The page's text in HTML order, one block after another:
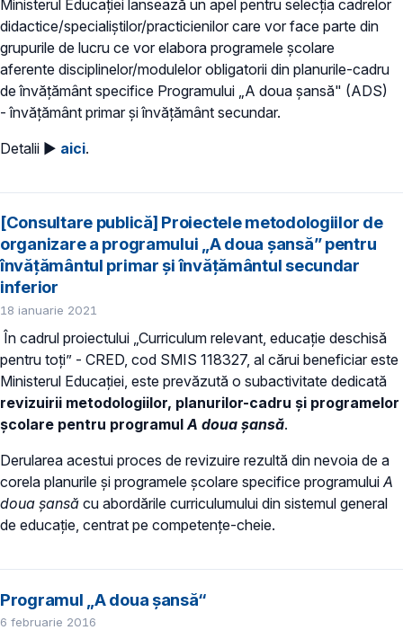
Ministerul Educaţiei lansează un apel pentru selecţia cadrelor
didactice/specialiștilor/practicienilor care vor face parte din
grupurile de lucru ce vor elabora programele şcolare
aferente disciplinelor/modulelor obligatorii din planurile-cadru
de învăţământ specifice Programului „A doua șansă" (ADS)
- învăţământ primar și învăţământ secundar.
Detalii ► aici.
[Consultare publică] Proiectele metodologiilor de
organizare a programului „A doua șansă” pentru
învățământul primar și învățământul secundar
inferior
18 ianuarie 2021
În cadrul proiectului „Curriculum relevant, educație deschisă
pentru toți” - CRED, cod SMIS 118327, al cărui beneficiar este
Ministerul Educației, este prevăzută o subactivitate dedicată
revizuirii metodologiilor, planurilor-cadru și programelor
școlare pentru programul A doua șansă.
Derularea acestui proces de revizuire rezultă din nevoia de a
corela planurile și programele școlare specifice programului A
doua șansă cu abordările curriculumului din sistemul general
de educație, centrat pe competențe-cheie.
Programul „A doua șansă“
6 februarie 2016